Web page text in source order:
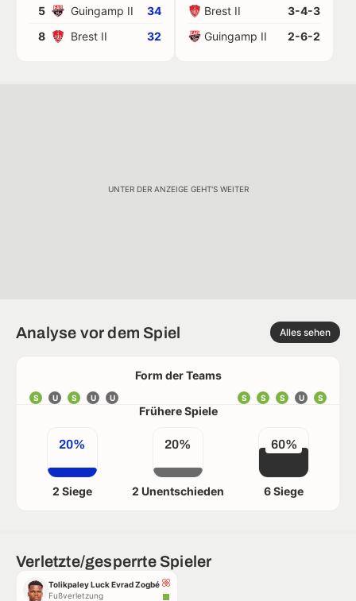
5 Guingamp II
34
8
Brest II 32
Brest II
3-4-3
Guingamp II
2-6-2
UNTER DER ANZEIGE GEHT'S WEITER
Analyse vor dem Spiel Alles sehen
Form der Teams
S U S U U S
U
S
S
S
Frühere Spiele
20%
2 Siege
20%
2 Unentschieden
60%
6 Siege
Verletzte/gesperrte Spieler
Tolikpaley Luck Evrad Zogbé
Fußverletzung